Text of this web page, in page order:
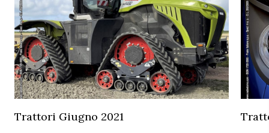
Trattori Giugno 2021